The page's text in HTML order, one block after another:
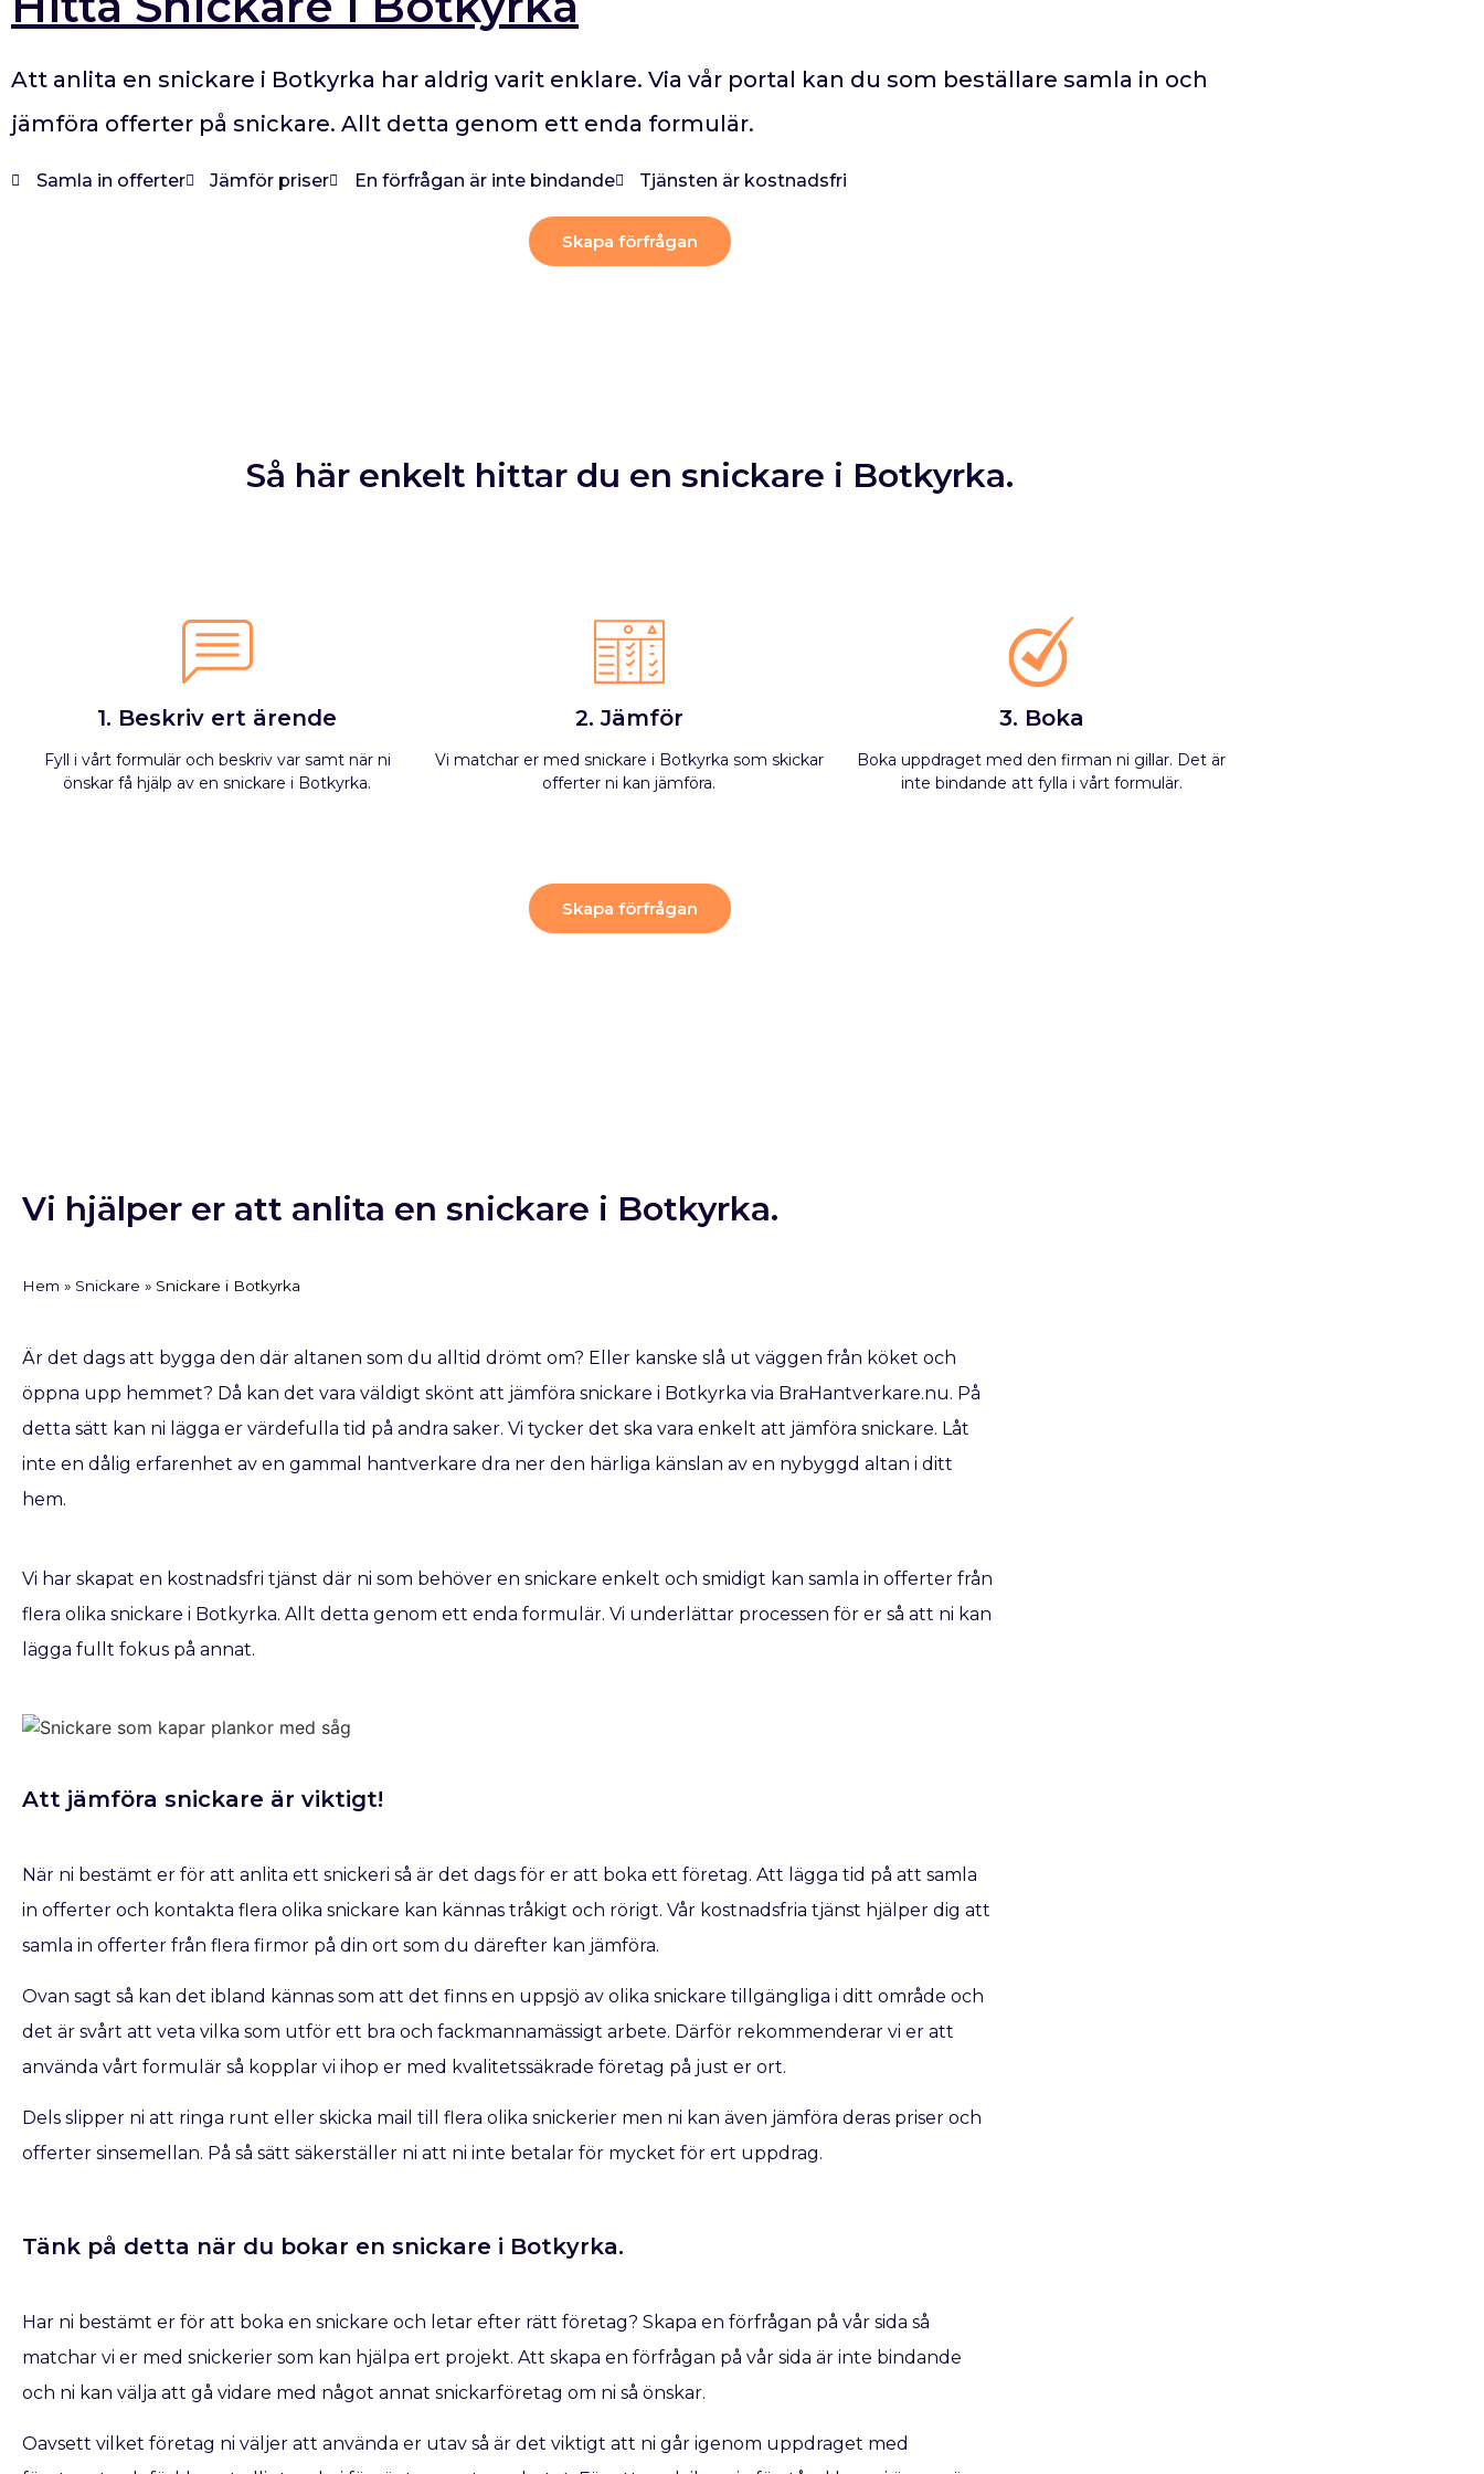
Att anlita en snickare i Botkyrka har aldrig varit enklare. Via vår portal kan du som beställare samla in och
jämföra offerter på snickare. Allt detta genom ett enda formulär.
Samla in offerter Jämför priser En förfrågan är inte bindande Tjänsten är kostnadsfri
Skapa förfrågan
Så här enkelt hittar du en snickare i Botkyrka.
1. Beskriv ert ärende
Fyll i vårt formulär och beskriv var samt när ni
önskar få hjälp av en snickare i Botkyrka.
2. Jämför
Vi matchar er med snickare i Botkyrka som skickar
offerter ni kan jämföra.
3. Boka
Boka uppdraget med den firman ni gillar. Det är
inte bindande att fylla i vårt formulär.
Skapa förfrågan
Vi hjälper er att anlita en snickare i Botkyrka.
Hem » Snickare » Snickare i Botkyrka
Är det dags att bygga den där altanen som du alltid drömt om? Eller kanske slå ut väggen från köket och
öppna upp hemmet? Då kan det vara väldigt skönt att jämföra snickare i Botkyrka via BraHantverkare.nu. På
detta sätt kan ni lägga er värdefulla tid på andra saker. Vi tycker det ska vara enkelt att jämföra snickare. Låt
inte en dålig erfarenhet av en gammal hantverkare dra ner den härliga känslan av en nybyggd altan i ditt
hem.
Vi har skapat en kostnadsfri tjänst där ni som behöver en snickare enkelt och smidigt kan samla in offerter från
flera olika snickare i Botkyrka. Allt detta genom ett enda formulär. Vi underlättar processen för er så att ni kan
lägga fullt fokus på annat.
Att jämföra snickare är viktigt!
När ni bestämt er för att anlita ett snickeri så är det dags för er att boka ett företag. Att lägga tid på att samla
in offerter och kontakta flera olika snickare kan kännas tråkigt och rörigt. Vår kostnadsfria tjänst hjälper dig att
samla in offerter från flera firmor på din ort som du därefter kan jämföra.
Ovan sagt så kan det ibland kännas som att det finns en uppsjö av olika snickare tillgängliga i ditt område och
det är svårt att veta vilka som utför ett bra och fackmannamässigt arbete. Därför rekommenderar vi er att
använda vårt formulär så kopplar vi ihop er med kvalitetssäkrade företag på just er ort.
Dels slipper ni att ringa runt eller skicka mail till flera olika snickerier men ni kan även jämföra deras priser och
offerter sinsemellan. På så sätt säkerställer ni att ni inte betalar för mycket för ert uppdrag.
Tänk på detta när du bokar en snickare​ i Botkyrka.
Har ni bestämt er för att boka en snickare och letar efter rätt företag? Skapa en förfrågan på vår sida så
matchar vi er med snickerier som kan hjälpa ert projekt. Att skapa en förfrågan på vår sida är inte bindande
och ni kan välja att gå vidare med något annat snickarföretag om ni så önskar.
Oavsett vilket företag ni väljer att använda er utav så är det viktigt att ni går igenom uppdraget med